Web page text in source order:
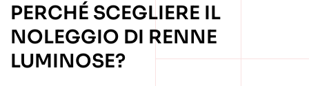
PERCHÉ SCEGLIERE IL
NOLEGGIO DI RENNE
LUMINOSE?